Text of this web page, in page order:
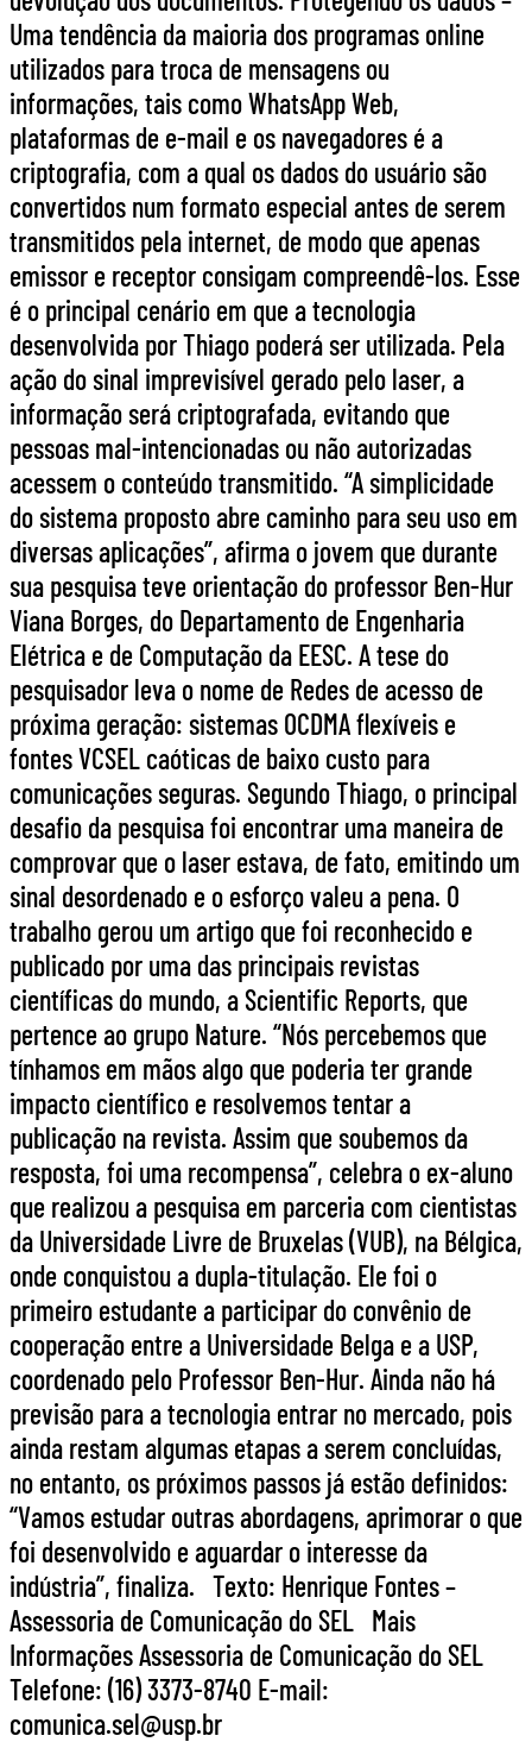
Uma tendência da maioria dos programas online
utilizados para troca de mensagens ou
informações, tais como WhatsApp Web,
plataformas de e-mail e os navegadores é a
criptografia, com a qual os dados do usuário são
convertidos num formato especial antes de serem
transmitidos pela internet, de modo que apenas
emissor e receptor consigam compreendê-los. Esse
é o principal cenário em que a tecnologia
desenvolvida por Thiago poderá ser utilizada. Pela
ação do sinal imprevisível gerado pelo laser, a
informação será criptografada, evitando que
pessoas mal-intencionadas ou não autorizadas
acessem o conteúdo transmitido. “A simplicidade
do sistema proposto abre caminho para seu uso em
diversas aplicações”, afirma o jovem que durante
sua pesquisa teve orientação do professor Ben-Hur
Viana Borges, do Departamento de Engenharia
Elétrica e de Computação da EESC. A tese do
pesquisador leva o nome de Redes de acesso de
próxima geração: sistemas OCDMA flexíveis e
fontes VCSEL caóticas de baixo custo para
comunicações seguras. Segundo Thiago, o principal
desafio da pesquisa foi encontrar uma maneira de
comprovar que o laser estava, de fato, emitindo um
sinal desordenado e o esforço valeu a pena. O
trabalho gerou um artigo que foi reconhecido e
publicado por uma das principais revistas
científicas do mundo, a Scientific Reports, que
pertence ao grupo Nature. “Nós percebemos que
tínhamos em mãos algo que poderia ter grande
impacto científico e resolvemos tentar a
publicação na revista. Assim que soubemos da
resposta, foi uma recompensa”, celebra o ex-aluno
que realizou a pesquisa em parceria com cientistas
da Universidade Livre de Bruxelas (VUB), na Bélgica,
onde conquistou a dupla-titulação. Ele foi o
primeiro estudante a participar do convênio de
cooperação entre a Universidade Belga e a USP,
coordenado pelo Professor Ben-Hur. Ainda não há
previsão para a tecnologia entrar no mercado, pois
ainda restam algumas etapas a serem concluídas,
no entanto, os próximos passos já estão definidos:
“Vamos estudar outras abordagens, aprimorar o que
foi desenvolvido e aguardar o interesse da
indústria”, finaliza. Texto: Henrique Fontes –
Assessoria de Comunicação do SEL Mais
Informações Assessoria de Comunicação do SEL
Telefone: (16) 3373-8740 E-mail:
comunica.sel@usp.br